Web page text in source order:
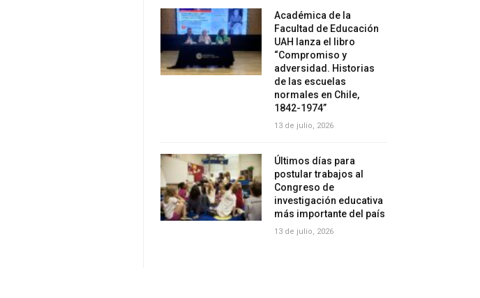
Académica de la
Facultad de Educación
UAH lanza el libro
“Compromiso y
adversidad. Historias
de las escuelas
normales en Chile,
1842-1974”
13 de julio, 2026
Últimos días para
postular trabajos al
Congreso de
investigación educativa
más importante del país
13 de julio, 2026